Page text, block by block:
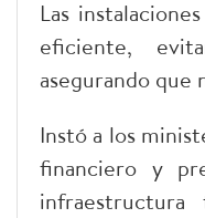
Las
eficiente,
asegurando que
Instó a los
financiero y